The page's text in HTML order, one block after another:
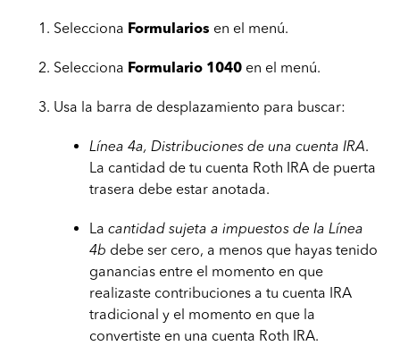
Selecciona Formularios en el menú.
Selecciona Formulario 1040 en el menú.
Usa la barra de desplazamiento para buscar:
Línea 4a, Distribuciones de una cuenta IRA.
La cantidad de tu cuenta Roth IRA de puerta
trasera debe estar anotada.
La cantidad sujeta a impuestos de la Línea
4b debe ser cero, a menos que hayas tenido
ganancias entre el momento en que
realizaste contribuciones a tu cuenta IRA
tradicional y el momento en que la
convertiste en una cuenta Roth IRA.